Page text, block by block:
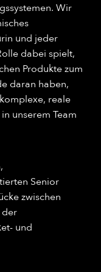
Wir
und jeder
dabei spielt,
Produkte zum
daran haben,
reale
unserem Team
Senior
zwischen
der
und